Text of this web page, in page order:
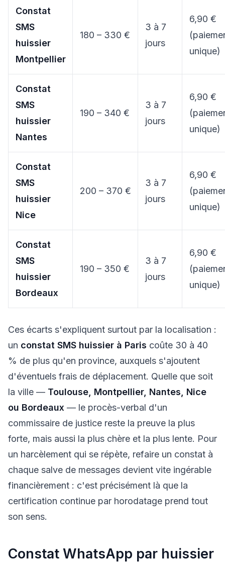
Constat
SMS
huissier
Montpellier
180 – 330 €
3 à 7
jours
6,90 €
unique)
Constat
SMS
huissier
Nantes
190 – 340 €
3 à 7
jours
6,90 €
unique)
Constat
SMS
huissier
Nice
200 – 370 €
3 à 7
jours
6,90 €
unique)
Constat
SMS
huissier
Bordeaux
190 – 350 €
3 à 7
jours
6,90 €
unique)
Ces écarts s'expliquent surtout par la localisation :
un constat SMS huissier à Paris coûte 30 à 40
% de plus qu'en province, auxquels s'ajoutent
d'éventuels frais de déplacement. Quelle que soit
la ville — Toulouse, Montpellier, Nantes, Nice
ou Bordeaux — le procès-verbal d'un
commissaire de justice reste la preuve la plus
forte, mais aussi la plus chère et la plus lente. Pour
un harcèlement qui se répète, refaire un constat à
chaque salve de messages devient vite ingérable
financièrement : c'est précisément là que la
certification continue par horodatage prend tout
son sens.
Constat WhatsApp par huissier